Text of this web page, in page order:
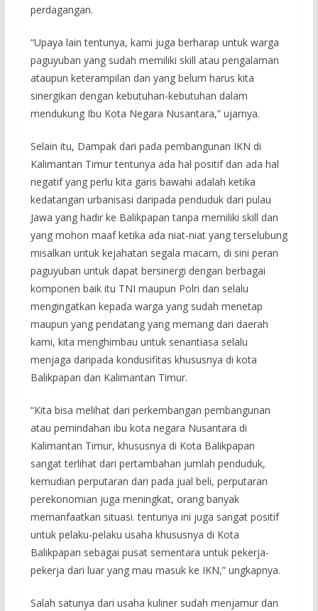
perdagangan.
“Upaya lain tentunya, kami juga berharap untuk warga
paguyuban yang sudah memiliki skill atau pengalaman
ataupun keterampilan dan yang belum harus kita
sinergikan dengan kebutuhan-kebutuhan dalam
mendukung Ibu Kota Negara Nusantara,” ujarnya.
Selain itu, Dampak dari pada pembangunan IKN di
Kalimantan Timur tentunya ada hal positif dan ada hal
negatif yang perlu kita garis bawahi adalah ketika
kedatangan urbanisasi daripada penduduk dari pulau
Jawa yang hadir ke Balikpapan tanpa memiliki skill dan
yang mohon maaf ketika ada niat-niat yang terselubung
misalkan untuk kejahatan segala macam, di sini peran
paguyuban untuk dapat bersinergi dengan berbagai
komponen baik itu TNI maupun Polri dan selalu
mengingatkan kepada warga yang sudah menetap
maupun yang pendatang yang memang dari daerah
kami, kita menghimbau untuk senantiasa selalu
menjaga daripada kondusifitas khususnya di kota
Balikpapan dan Kalimantan Timur.
“Kita bisa melihat dari perkembangan pembangunan
atau pemindahan ibu kota negara Nusantara di
Kalimantan Timur, khususnya di Kota Balikpapan
sangat terlihat dari pertambahan jumlah penduduk,
kemudian perputaran dari pada jual beli, perputaran
perekonomian juga meningkat, orang banyak
memanfaatkan situasi. tentunya ini juga sangat positif
untuk pelaku-pelaku usaha khususnya di Kota
Balikpapan sebagai pusat sementara untuk pekerja-
pekerja dari luar yang mau masuk ke IKN,” ungkapnya.
Salah satunya dari usaha kuliner sudah menjamur dan